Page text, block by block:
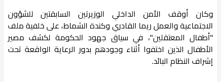
وكان أوقف الأمن الداخلي الوزيرتين السابقتين للشؤون
الاجتماعية والعمل ريما القادري وكندة الشماط، على خلفية ملف
"أطفال المعتقلين"، في سياق جهود الحكومة لكشف مصير
الأطفال الذين اختفوا أثناء وجودهم بدور الرعاية الواقعة تحت
إشراف النظام البائد.